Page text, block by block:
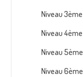
Niveau 3ème
Niveau 4ème
Niveau 5ème
Niveau 6ème